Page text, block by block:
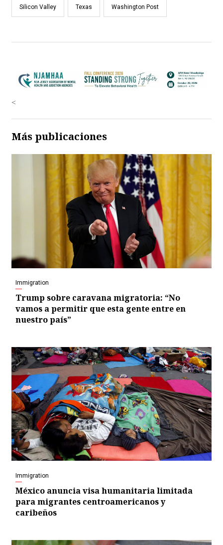
Silicon Valley Texas Washington Post
<
Más publicaciones
Immigration
Trump sobre caravana migratoria: “No
vamos a permitir que esta gente entre en
nuestro país”
Immigration
México anuncia visa humanitaria limitada
para migrantes centroamericanos y
caribeños